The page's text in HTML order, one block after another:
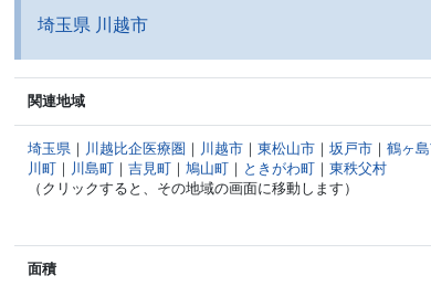
埼玉県 川越市
関連地域
埼玉県 ｜ 川越比企医療圏 ｜ 川越市 ｜東松山市 ｜坂戸市 ｜鶴ヶ
川町 ｜ 川島町 ｜吉見町 ｜鳩山町 ｜ ときがわ町 ｜東秩父村
（クリックすると、その地域の画面に移動します）
面積